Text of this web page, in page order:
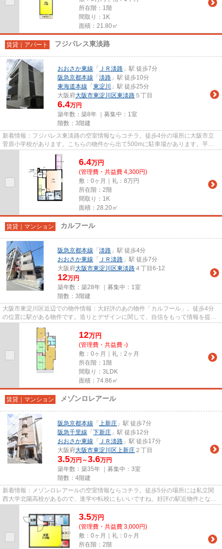
所在階：1階
間取り：1K
面積：21.80㎡
賃貸｜アパート フジパレス東淡路
おおさか東線 「 ＪＲ淡路 」駅 徒歩7分
阪急京都本線 「 淡路 」駅 徒歩10分
東海道本線 「 東淀川
」駅 徒歩25分
大阪府大阪市東淀川区東淡路 ５丁目
6.4万円
築年数：築8年 ｜募集中： 1室
階数：3階建
新着情報：フジパレス東淡路の空室情報ならコチラ。徒歩4分の場所に大阪市立
菅原小学校があります。こちらの物件から出て500mに駐車場があります。平成
30年に建設された物件です。当社...
6.4万円
(管理費・共益費 4,300円)
敷：0ヶ月｜礼：8万円
所在階：2階
間取り：1K
面積：28.20㎡
賃貸｜マンション カルフール
阪急京都本線 「 淡路 」駅 徒歩4分
おおさか東線 「 ＪＲ淡路 」駅 徒歩7分
大阪府大阪市東淀川区東淡路 ４丁目6-12
12万円
築年数：築28年 ｜募集中： 1室
階数：3階建
大阪市東淀川区近辺での物件情報：大好評のあの物件「カルフール」。徒歩4分
の位置に駅がある物件です。造りとデザインに関して、自信をもって情報を提供
12万円
(管理費・共益費 -)
敷：0ヶ月｜礼：2ヶ月
所在階：1階
間取り：3LDK
面積：74.86㎡
賃貸｜マンション メゾンロレアール
阪急京都本線 「 上新庄 」駅 徒歩7分
阪急千里線 「 下新庄 」駅 徒歩12分
おおさか東線 「 ＪＲ淡路 」駅 徒歩17分
大阪府大阪市東淀川区上新庄 ２丁目
3.5万円～3.6万円
築年数：築35年 ｜募集中： 3室
階数：4階建
新着情報：メゾンロレアールの空室情報ならコチラ。徒歩5分の場所には私立関
西大学北陽高校があるので、進学や転校にもいいですね。好評の駅近物件となっ
3.5万円
(管理費・共益費 3,000円)
敷：0ヶ月｜礼：0ヶ月
所在階：2階